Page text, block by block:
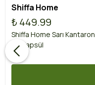
Shiffa Home
₺ 449.99
Shiffa Home Sarı Kantaron
60 Kapsül